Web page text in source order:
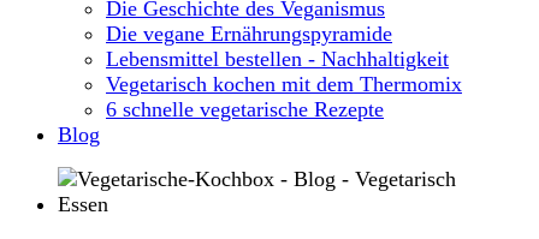
Die Geschichte des Veganismus
Die vegane Ernährungspyramide
Lebensmittel bestellen - Nachhaltigkeit
Vegetarisch kochen mit dem Thermomix
6 schnelle vegetarische Rezepte
Blog